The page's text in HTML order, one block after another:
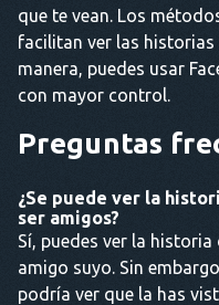
que te vean. Los
facilitan ver las historias
manera, puedes usar
con mayor control.
Preguntas
¿Se puede ver la
ser amigos?
Sí, puedes ver la historia
amigo suyo. Sin
podría ver que la has